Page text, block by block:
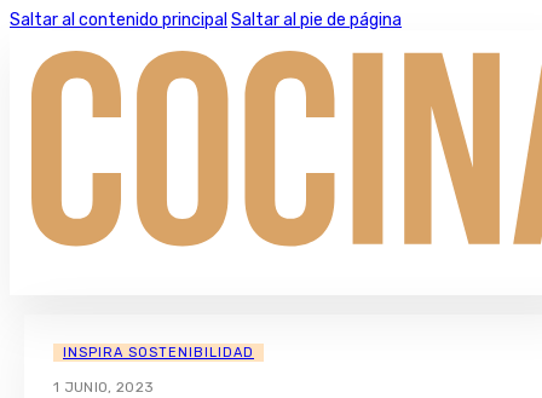
Saltar al contenido principal Saltar al pie de página
INSPIRA SOSTENIBILIDAD
1 JUNIO, 2023